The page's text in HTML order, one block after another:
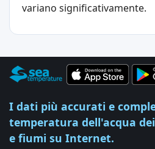
variano significativamente.
I dati più accurati e
temperatura dell'acqua
e fiumi su Internet.